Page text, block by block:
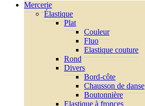
Mercerie
Élastique
Plat
Couleur
Fluo
Elastique couture
Rond
Divers
Bord-côte
Chausson de danse
Boutonnière
Elastique à fronces